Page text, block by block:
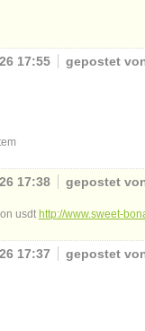
17:55 gepostet
17:38 gepostet
usdt http://www.sweet-
17:37 gepostet